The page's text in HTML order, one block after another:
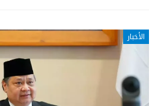
الأخبار